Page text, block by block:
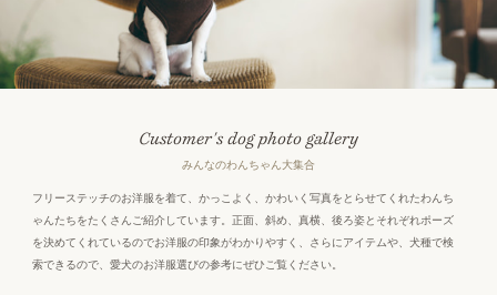
Customer's dog photo gallery
みんなのわんちゃん大集合
フリーステッチのお洋服を着て、かっこよく、かわいく写真をとらせてくれたわんち
ゃんたちをたくさんご紹介しています。正面、斜め、真横、後ろ姿とそれぞれポーズ
を決めてくれているのでお洋服の印象がわかりやすく、さらにアイテムや、犬種で検
索できるので、愛犬のお洋服選びの参考にぜひご覧ください。